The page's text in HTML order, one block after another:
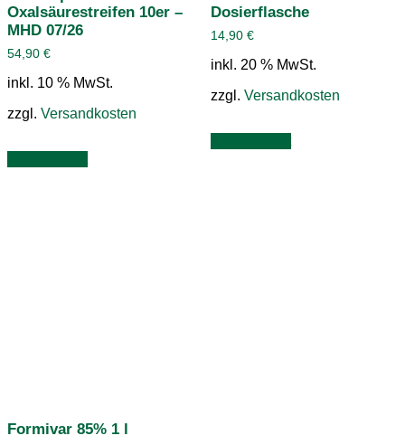
Oxalsäurestreifen 10er –
MHD 07/26
54,90 €
inkl. 10 % MwSt.
zzgl. Versandkosten
Dosierflasche
14,90 €
inkl. 20 % MwSt.
zzgl. Versandkosten
Formivar 85% 1 l